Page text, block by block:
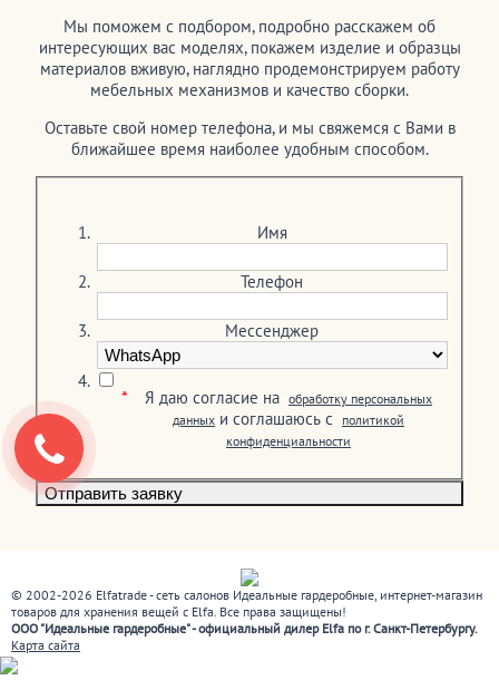
Мы поможем с подбором, подробно расскажем об
интересующих вас моделях, покажем изделие и образцы
материалов вживую, наглядно продемонстрируем работу
мебельных механизмов и качество сборки.
Оставьте свой номер телефона, и мы свяжемся с Вами в
ближайшее время наиболее удобным способом.
Имя
Телефон
Мессенджер
* Я даю согласие на обработку персональных
данных и соглашаюсь c
политикой
конфиденциальности
© 2002-2026 Elfatrade - сеть салонов Идеальные гардеробные, интернет-магазин
товаров для хранения вещей с Elfa. Все права защищены!
ООО "Идеальные гардеробные" - официальный дилер Elfa по г. Санкт-Петербургу.
Карта сайта